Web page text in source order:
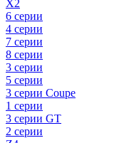
X2
6 серии
4 серии
7 серии
8 серии
3 серии
5 серии
3 серии Coupe
1 серии
3 серии GT
2 серии